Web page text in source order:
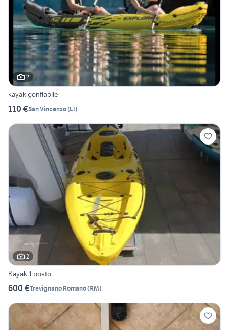
2
kayak gonfiabile
110 €San Vincenzo(LI)
2
Kayak 1 posto
600 €Trevignano Romano(RM)